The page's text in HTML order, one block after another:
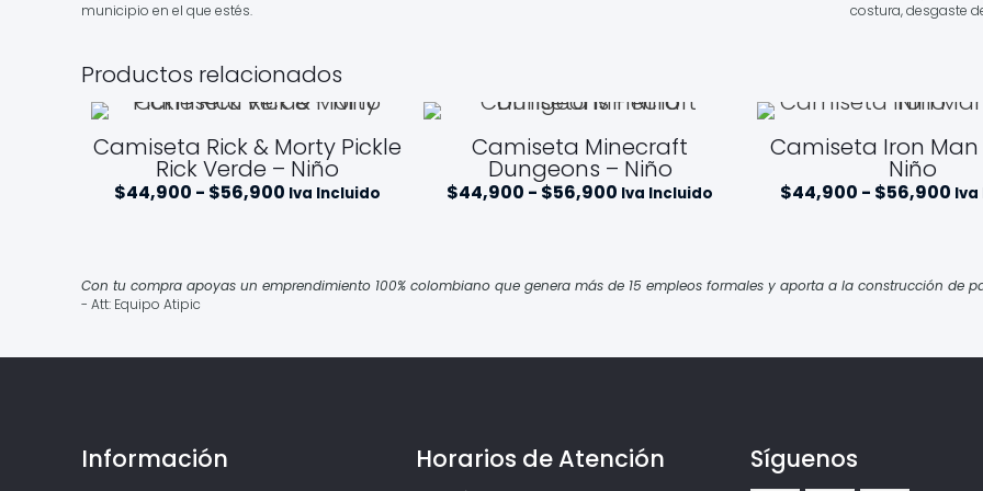
municipio en el que estés.
costura, desgaste
Productos relacionados
Camiseta Rick & Morty Pickle
Rick Verde – Niño
$44,900 - $56,900 Rango
hasta
Iva Incluido
Camiseta Minecraft
Dungeons – Niño
$44,900 - $56,900 Rango
hasta
Iva Incluido
Camiseta Iron Man
Niño
$44,900 - $56,900 Iva
Con tu compra apoyas un emprendimiento 100% colombiano que genera más de 15 empleos formales y aporta a la construcción de
- Att: Equipo Atipic
Información Horarios de Atención Síguenos